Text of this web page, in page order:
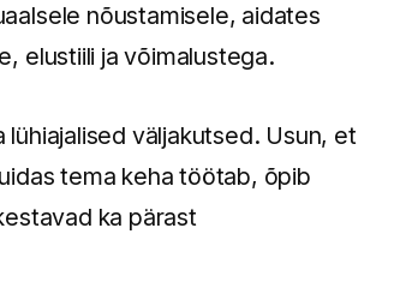
nõustamisele, aidates
elustiili ja võimalustega.
väljakutsed. Usun, et
tema keha töötab, õpib
ka pärast